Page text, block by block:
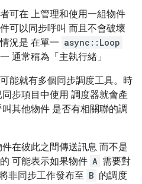
可在 上管理和使用一組物件
可以同步呼叫 而且不會破壞
況是 在單一 async::Loop
通常稱為「主執行緒」
能就有多個同步調度工具。時
步項目中使用 調度器就會產
其他物件 是否有相關聯的調
在彼此之間傳送訊息 而不是
可能表示如果物件 A 需要對
非同步工作發布至 B 的調度